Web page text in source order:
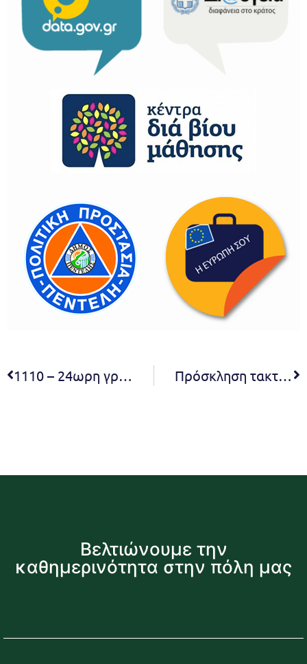
1110 – 24ωρη γραμμή για καταγγελίες φαινομένων αισχροκέρδειας λόγω Κορωνοιού Πρόσκληση τακτικής συνεδρίασης ΔΕΠ 2019
Βελτιώνουμε την
καθημερινότητα στην πόλη μας